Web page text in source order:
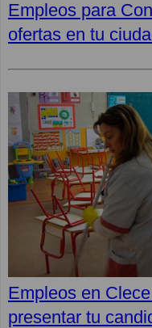
Empleos para
ofertas en tu
Empleos en
presentar tu